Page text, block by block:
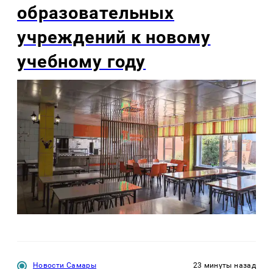
образовательных
учреждений к новому
учебному году
Новости Самары 23 минуты назад